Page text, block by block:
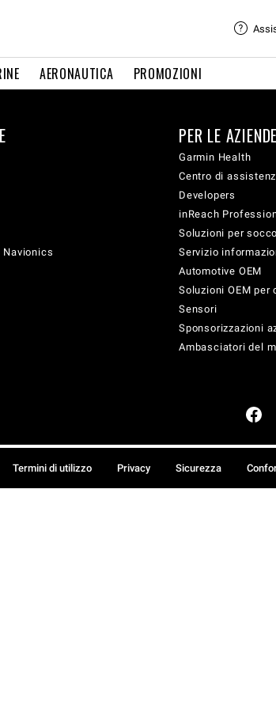
AERONAUTICA PROMOZIONI
PER LE AZIENDE
Garmin Health
Centro di
Developers
inReach
Soluzioni per
Servizio
Automotive OEM
Soluzioni OEM per
Sensori
Sponsorizzazioni
Ambasciatori del
Termini di utilizzo Privacy Sicurezza